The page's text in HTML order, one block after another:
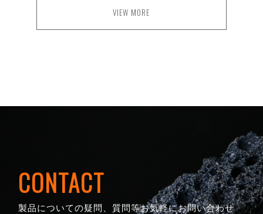
VIEW MORE
CONTACT
製品についての疑問、質問等お気軽にお問い合わせ